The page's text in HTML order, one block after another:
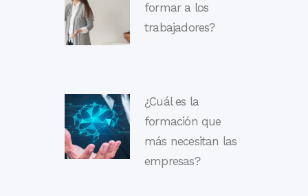
formar a los
trabajadores?
¿Cuál es la
formación que
más necesitan las
empresas?